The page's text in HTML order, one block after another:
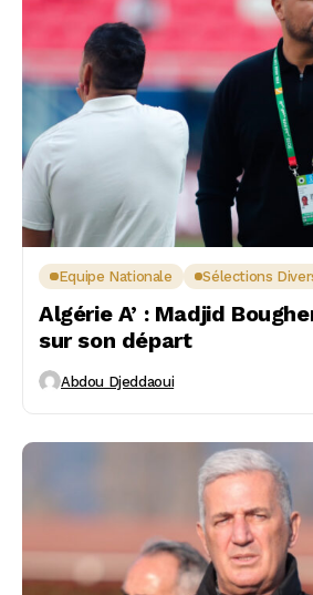
Equipe Nationale Sélections
Algérie A’ : Madjid
sur son départ
Abdou Djeddaoui